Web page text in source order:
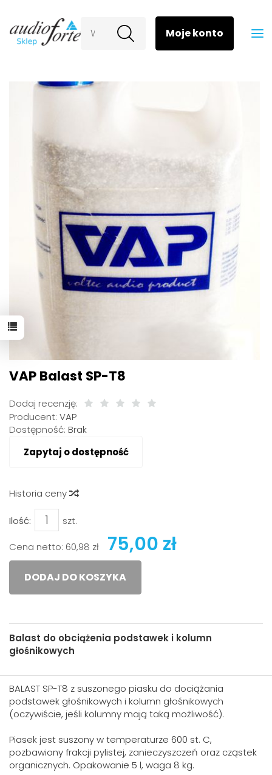
Wyszukaj
VAP Balast SP-T8
Dodaj recenzję:
Producent: VAP
Dostępność: Brak
Zapytaj o dostępność
Historia ceny
Ilość: szt.
Cena netto: 60,98 zł 75,00 zł
DODAJ DO KOSZYKA
Balast do obciążenia podstawek i kolumn
głośnikowych
BALAST SP-T8 z suszonego piasku do dociążania
podstawek głośnikowych i kolumn głośnikowych
(oczywiście, jeśli kolumny mają taką możliwość).
Piasek jest suszony w temperaturze 600 st. C,
pozbawiony frakcji pylistej, zanieczyszczeń oraz cząstek
organicznych. Opakowanie 5 l, waga 8 kg.